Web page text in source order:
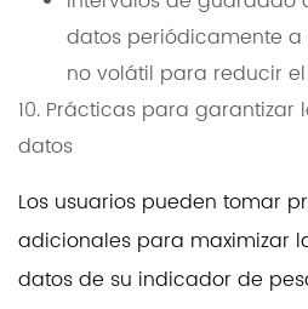
datos periódicamente
no volátil para reducir
10. Prácticas para
datos
Los usuarios pueden tomar
adicionales para maximizar
datos de su indicador de